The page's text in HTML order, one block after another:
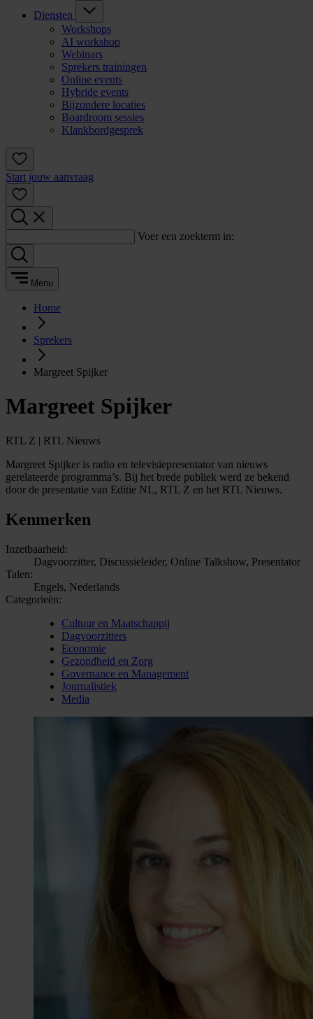
Diensten
Workshops
AI workshop
Webinars
Sprekers trainingen
Online events
Hybride events
Bijzondere locaties
Boardroom sessies
Klankbordgesprek
Start jouw aanvraag
Voer een zoekterm in:
Menu
Home
Sprekers
Margreet Spijker
Margreet Spijker
RTL Z | RTL Nieuws
Margreet Spijker is radio en televisiepresentator van nieuws
gerelateerde programma’s. Bij het brede publiek werd ze bekend
door de presentatie van Editie NL, RTL Z en het RTL Nieuws.
Kenmerken
Inzetbaarheid:
Dagvoorzitter, Discussieleider, Online Talkshow, Presentator
Talen:
Engels, Nederlands
Categorieën:
Cultuur en Maatschappij
Dagvoorzitters
Economie
Gezondheid en Zorg
Governance en Management
Journalistiek
Media